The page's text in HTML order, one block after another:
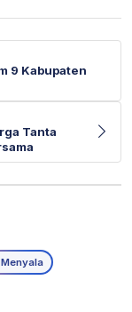
9 Kabupaten
Tanta